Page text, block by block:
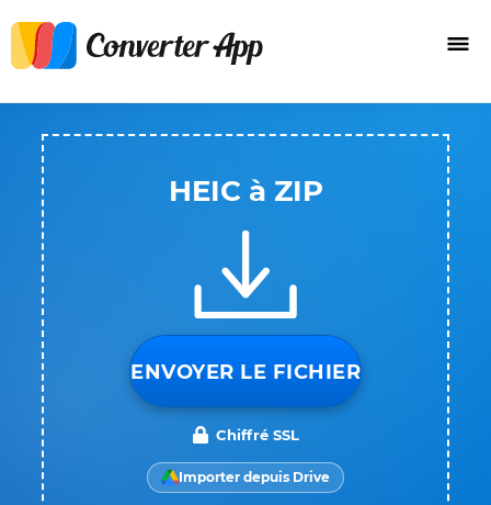
HEIC à ZIP
ENVOYER LE FICHIER
Chiffré SSL
Importer depuis Drive